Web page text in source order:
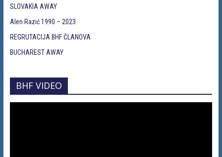
SLOVAKIA AWAY
Alen Razić 1990 – 2023
REGRUTACIJA BHF ČLANOVA
BUCHAREST AWAY
BHF VIDEO